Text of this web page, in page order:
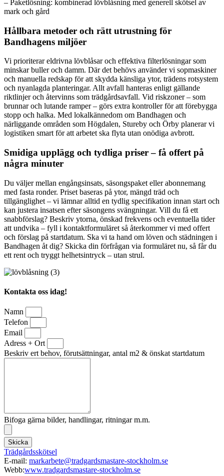
– Paketlösning: kombinerad lövblåsning med generell skötsel av
mark och gård
Hållbara metoder och rätt utrustning för
Bandhagens miljöer
Vi prioriterar eldrivna lövblåsar och effektiva filterlösningar som
minskar buller och damm. Där det behövs använder vi sopmaskiner
och manuella redskap för att skydda känsliga ytor, trädens rotsystem
och nyanlagda planteringar. Allt avfall hanteras enligt gällande
riktlinjer och återvinns som trädgårdsavfall. Vid riskzoner – som
brunnar och lutande ramper – görs extra kontroller för att förebygga
stopp och halka. Med lokalkännedom om Bandhagen och
närliggande områden som Högdalen, Stureby och Örby planerar vi
logistiken smart för att arbetet ska flyta utan onödiga avbrott.
Smidiga upplägg och tydliga priser – få offert på
några minuter
Du väljer mellan engångsinsats, säsongspaket eller abonnemang
med fasta ronder. Priset baseras på ytor, mängd träd och
tillgänglighet – vi lämnar alltid en tydlig specifikation innan start och
kan justera insatsen efter säsongens svängningar. Vill du få ett
snabbförslag? Beskriv ytorna, önskad frekvens och eventuella tider
att undvika – fyll i kontaktformuläret så återkommer vi med offert
och förslag på startdatum. Ska vi ta hand om löven och städningen i
Bandhagen åt dig? Skicka din förfrågan via formuläret nu, så får du
ett rent och tryggt helhetsintryck – utan strul.
Kontakta oss idag!
Namn
Telefon
Email
Adress + Ort
Beskriv ert behov, förutsättningar, antal m2 & önskat startdatum
Bifoga gärna bilder, handlingar, ritningar m.m.
Skicka
Trädgårdsskötsel
E-mail: markarbete@tradgardsmastare-stockholm.se
Webb:www.tradgardsmastare-stockholm.se